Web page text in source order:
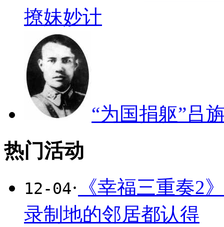
撩妹妙计
“为国捐躯”吕
热门活动
12-04· 《幸福三重奏2
录制地的邻居都认得